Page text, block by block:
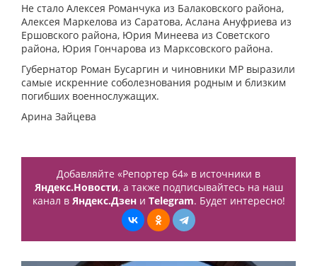
Не стало Алексея Романчука из Балаковского района,
Алексея Маркелова из Саратова, Аслана Ануфриева из
Ершовского района, Юрия Минеева из Советского
района, Юрия Гончарова из Марксовского района.
Губернатор Роман Бусаргин и чиновники МР выразили
самые искренние соболезнования родным и близким
погибших военнослужащих.
Арина Зайцева
Добавляйте «Репортер 64» в источники в
Яндекс.Новости, а также подписывайтесь на наш
канал в Яндекс.Дзени Telegram. Будет интересно!